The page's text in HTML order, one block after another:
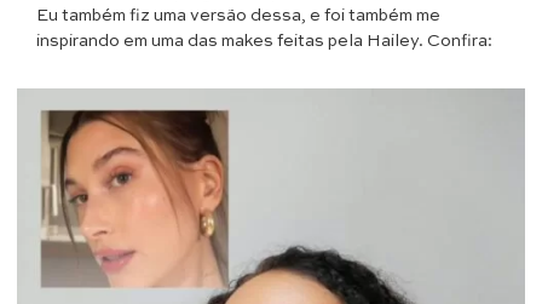
Eu também fiz uma versão dessa, e foi também me
inspirando em uma das makes feitas pela Hailey. Confira: